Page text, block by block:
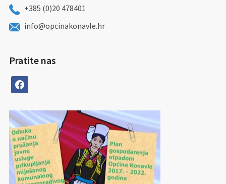
+385 (0)20 478401
info@opcinakonavle.hr
Pratite nas
facebook